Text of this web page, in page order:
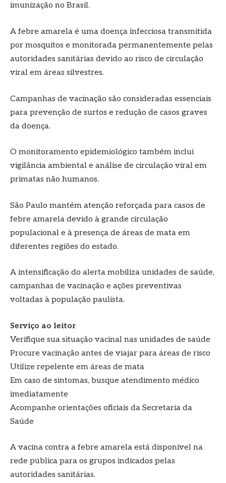
imunização no Brasil.
A febre amarela é uma doença infecciosa transmitida
por mosquitos e monitorada permanentemente pelas
autoridades sanitárias devido ao risco de circulação
viral em áreas silvestres.
Campanhas de vacinação são consideradas essenciais
para prevenção de surtos e redução de casos graves
da doença.
O monitoramento epidemiológico também inclui
vigilância ambiental e análise de circulação viral em
primatas não humanos.
São Paulo mantém atenção reforçada para casos de
febre amarela devido à grande circulação
populacional e à presença de áreas de mata em
diferentes regiões do estado.
A intensificação do alerta mobiliza unidades de saúde,
campanhas de vacinação e ações preventivas
voltadas à população paulista.
Serviço ao leitor
Verifique sua situação vacinal nas unidades de saúde
Procure vacinação antes de viajar para áreas de risco
Utilize repelente em áreas de mata
Em caso de sintomas, busque atendimento médico
imediatamente
Acompanhe orientações oficiais da Secretaria da
Saúde
A vacina contra a febre amarela está disponível na
rede pública para os grupos indicados pelas
autoridades sanitárias.